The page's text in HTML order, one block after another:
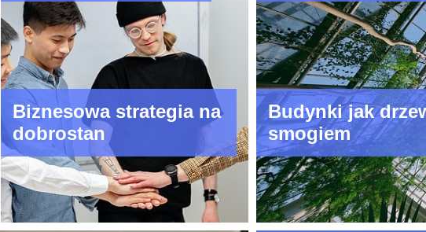
Biznesowa strategia na
dobrostan
Budynki jak
smogiem